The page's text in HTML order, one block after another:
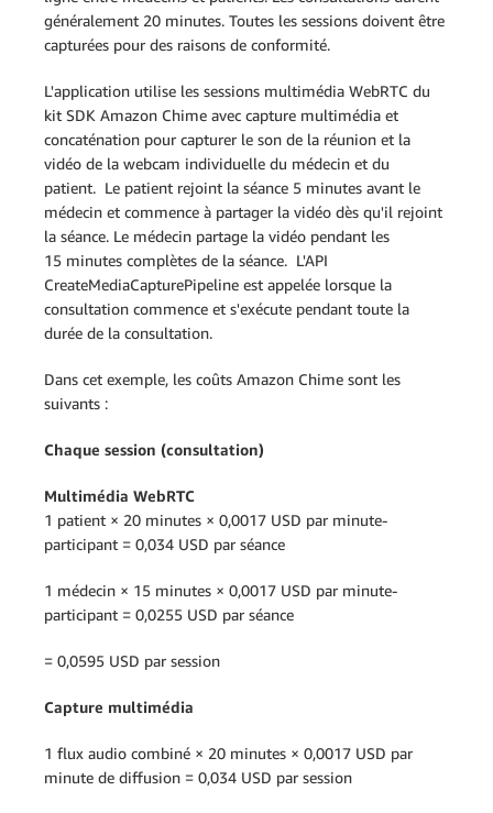
généralement 20 minutes. Toutes les sessions doivent être
capturées pour des raisons de conformité.
L'application utilise les sessions multimédia WebRTC du
kit SDK Amazon Chime avec capture multimédia et
concaténation pour capturer le son de la réunion et la
vidéo de la webcam individuelle du médecin et du
patient. Le patient rejoint la séance 5 minutes avant le
médecin et commence à partager la vidéo dès qu'il rejoint
la séance. Le médecin partage la vidéo pendant les
15 minutes complètes de la séance. L'API
CreateMediaCapturePipeline est appelée lorsque la
consultation commence et s'exécute pendant toute la
durée de la consultation.
Dans cet exemple, les coûts Amazon Chime sont les
suivants :
Chaque session (consultation)
Multimédia WebRTC
1 patient × 20 minutes × 0,0017 USD par minute-
participant = 0,034 USD par séance
1 médecin × 15 minutes × 0,0017 USD par minute-
participant = 0,0255 USD par séance
= 0,0595 USD par session
Capture multimédia
1 flux audio combiné × 20 minutes × 0,0017 USD par
minute de diffusion = 0,034 USD par session